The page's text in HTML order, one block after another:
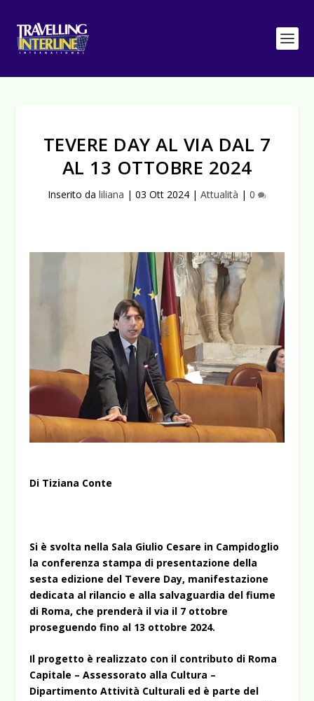
TEVERE DAY AL VIA DAL 7
AL 13 OTTOBRE 2024
Inserito da liliana | 03 Ott 2024 | Attualità | 0
Di Tiziana Conte
Si è svolta nella Sala Giulio Cesare in Campidoglio
la conferenza stampa di presentazione della
sesta edizione del Tevere Day, manifestazione
dedicata al rilancio e alla salvaguardia del fiume
di Roma, che prenderà il via il 7 ottobre
proseguendo fino al 13 ottobre 2024.
Il progetto è realizzato con il contributo di Roma
Capitale – Assessorato alla Cultura –
Dipartimento Attività Culturali ed è parte del